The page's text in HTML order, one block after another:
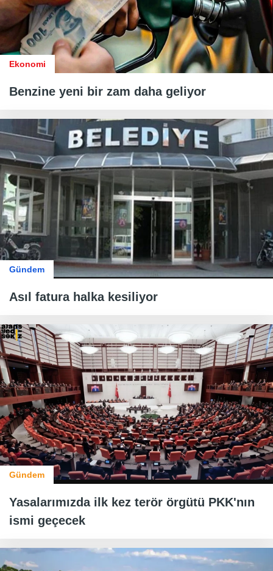
Ekonomi
Benzine yeni bir zam daha geliyor
Gündem
Asıl fatura halka kesiliyor
Gündem
Yasalarımızda ilk kez terör örgütü PKK'nın
ismi geçecek